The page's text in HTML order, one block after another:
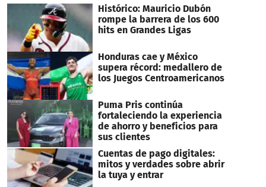
Histórico: Mauricio Dubón
rompe la barrera de los 600
hits en Grandes Ligas
Honduras cae y México
supera récord: medallero de
los Juegos Centroamericanos
Puma Pris continúa
fortaleciendo la experiencia
de ahorro y beneficios para
sus clientes
Cuentas de pago digitales:
mitos y verdades sobre abrir
la tuya y entrar